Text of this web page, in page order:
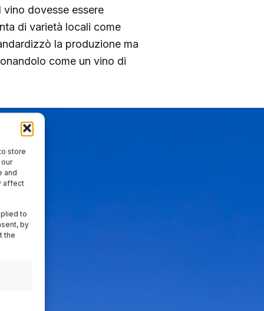
store
and
affect
to
by
the
dovesse essere
di varietà locali come
la produzione ma
come un vino di